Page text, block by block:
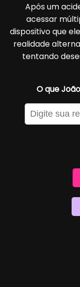
Após um
acessar
dispositivo que
realidade
tentando
O que